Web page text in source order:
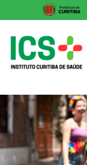
content
ICS
de